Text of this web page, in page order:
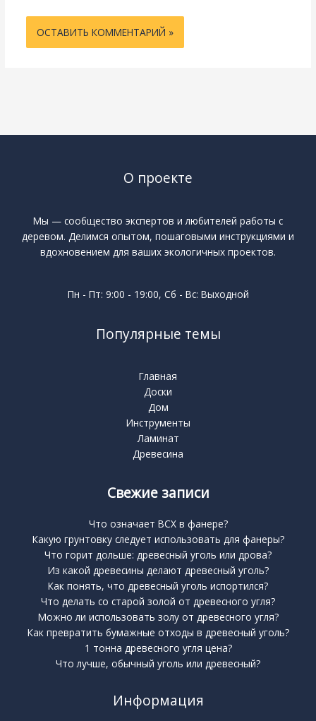
О проекте
Мы — сообщество экспертов и любителей работы с
деревом. Делимся опытом, пошаговыми инструкциями и
вдохновением для ваших экологичных проектов.
Пн - Пт: 9:00 - 19:00, Сб - Вс: Выходной
Популярные темы
Главная
Доски
Дом
Инструменты
Ламинат
Древесина
Свежие записи
Что означает BCX в фанере?
Какую грунтовку следует использовать для фанеры?
Что горит дольше: древесный уголь или дрова?
Из какой древесины делают древесный уголь?
Как понять, что древесный уголь испортился?
Что делать со старой золой от древесного угля?
Можно ли использовать золу от древесного угля?
Как превратить бумажные отходы в древесный уголь?
1 тонна древесного угля цена?
Что лучше, обычный уголь или древесный?
Информация